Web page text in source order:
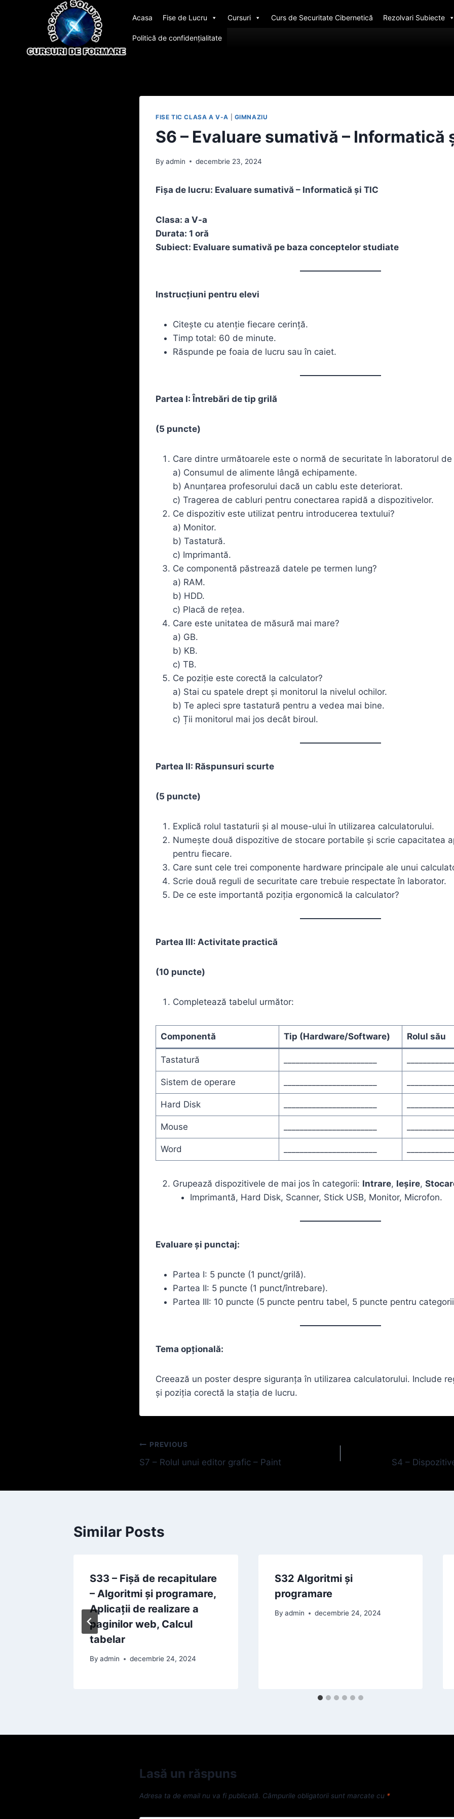
Acasa Fise de Lucru Cursuri Curs de Securitate Cibernetică Rezolvari Subiecte
Politică de confidențialitate
FISE TIC CLASA A V-A GIMNAZIU
S6 – Evaluare sumativă – Informatică
By admin decembrie 23, 2024
Fișa de lucru: Evaluare sumativă – Informatică și TIC
Clasa: a V-a
Durata: 1 oră
Subiect: Evaluare sumativă pe baza conceptelor studiate
Instrucțiuni pentru elevi
Citește cu atenție fiecare cerință.
Timp total: 60 de minute.
Răspunde pe foaia de lucru sau în caiet.
Partea I: Întrebări de tip grilă
(5 puncte)
Care dintre următoarele este o normă de securitate în laboratorul
a) Consumul de alimente lângă echipamente.
b) Anunțarea profesorului dacă un cablu este deteriorat.
c) Tragerea de cabluri pentru conectarea rapidă a dispozitivelor.
Ce dispozitiv este utilizat pentru introducerea textului?
a) Monitor.
b) Tastatură.
c) Imprimantă.
Ce componentă păstrează datele pe termen lung?
a) RAM.
b) HDD.
c) Placă de rețea.
Care este unitatea de măsură mai mare?
a) GB.
b) KB.
c) TB.
Ce poziție este corectă la calculator?
a) Stai cu spatele drept și monitorul la nivelul ochilor.
b) Te apleci spre tastatură pentru a vedea mai bine.
c) Ții monitorul mai jos decât biroul.
Partea II: Răspunsuri scurte
(5 puncte)
Explică rolul tastaturii și al mouse-ului în utilizarea calculatorului.
Numește două dispozitive de stocare portabile și scrie capacitatea
pentru fiecare.
Care sunt cele trei componente hardware principale ale unui
Scrie două reguli de securitate care trebuie respectate în laborator.
De ce este importantă poziția ergonomică la calculator?
Partea III: Activitate practică
(10 puncte)
Completează tabelul următor:
Componentă Tip (Hardware/Software) Rolul său
Tastatură
Sistem de operare
Hard Disk
Mouse
Word
Grupează dispozitivele de mai jos în categorii: Intrare, Ieșire,
Imprimantă, Hard Disk, Scanner, Stick USB, Monitor, Microfon.
Evaluare și punctaj:
Partea I: 5 puncte (1 punct/grilă).
Partea II: 5 puncte (1 punct/întrebare).
Partea III: 10 puncte (5 puncte pentru tabel, 5 puncte pentru
Tema opțională:
Creează un poster despre siguranța în utilizarea calculatorului. Include
și poziția corectă la stația de lucru.
Navigare
în
articole
PREVIOUS
S7 – Rolul unui editor grafic – Paint S4 –
Similar Posts
S33 – Fișă de recapitulare
– Algoritmi și programare,
Aplicații de realizare a
paginilor web, Calcul
tabelar
By admin decembrie 24, 2024
S32 Algoritmi și
programare
By admin decembrie 24, 2024
Lasă un răspuns
Adresa ta de email nu va fi publicată. Câmpurile obligatorii sunt marcate cu *